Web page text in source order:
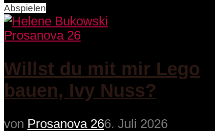
Abspielen
Prosanova 26
Willst du mit mir Lego
bauen, Ivy Nuss?
von Prosanova 266. Juli 2026